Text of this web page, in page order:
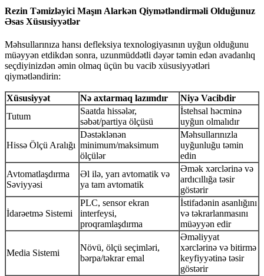
Rezin Təmizləyici Maşın Alarkən Qiymətləndirməli Olduğunuz
Əsas Xüsusiyyətlər
Məhsullarınıza hansı defleksiya texnologiyasının uyğun olduğunu
müəyyən etdikdən sonra, uzunmüddətli dəyər təmin edən avadanlıq
seçdiyinizdən əmin olmaq üçün bu vacib xüsusiyyətləri
qiymətləndirin:
Xüsusiyyət Nə axtarmaq lazımdır
Niyə Vacibdir
Tutum
Saatda hissələr,
səbət/partiya ölçüsü
İstehsal həcminə
uyğun olmalıdır
Hissə Ölçü Aralığı
Dəstəklənən
minimum/maksimum
ölçülər
Məhsullarınızla
uyğunluğu təmin
edin
Avtomatlaşdırma
Səviyyəsi
Əl ilə, yarı avtomatik və
ya tam avtomatik
Əmək xərclərinə və
ardıcıllığa təsir
göstərir
İdarəetmə Sistemi
PLC, sensor ekran
interfeysi,
proqramlaşdırma
İstifadənin asanlığını
və təkrarlanmasını
müəyyən edir
Media Sistemi
Növü, ölçü seçimləri,
bərpa/təkrar emal
Əməliyyat
xərclərinə və bitirmə
keyfiyyətinə təsir
göstərir